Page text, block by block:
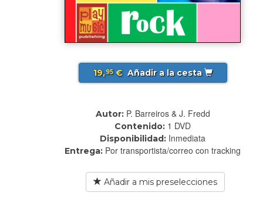
19,95€ Añadir a la cesta
Autor: P. Barreiros & J. Fredd
Contenido: 1 DVD
Disponibilidad: Inmediata
Entrega: Por transportista/correo con tracking
Añadir a mis preselecciones